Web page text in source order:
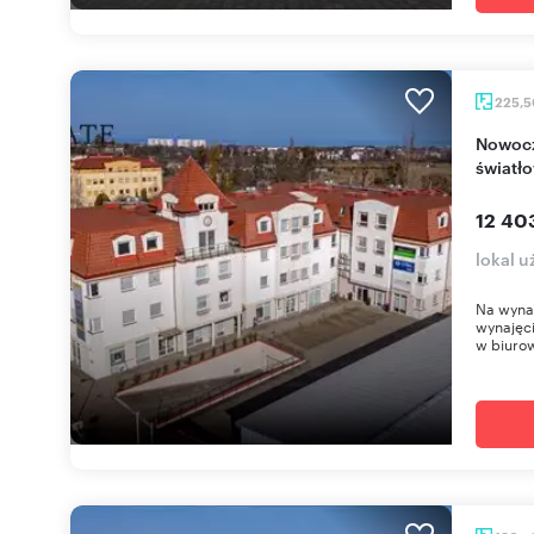
Nowoczesny biurowiec 225 m² z klimatyzacją i
12
lokal
Na
w